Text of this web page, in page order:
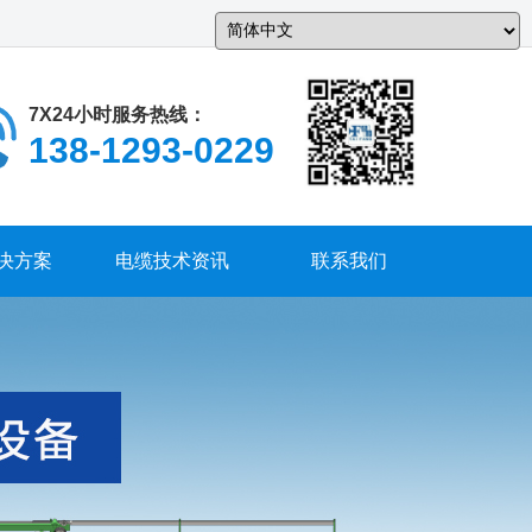
7X24小时服务热线：
138-1293-0229
方案 电缆技术资讯 联系我们